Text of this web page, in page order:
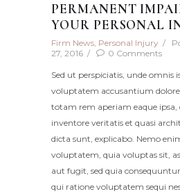
PERMANENT
YOUR PERSONAL
Firm News Personal Injury
27, 2016
0 Comments
Sed ut perspiciatis, unde omnis
voluptatem accusantium
totam rem aperiam eaque ipsa,
inventore veritatis et quasi
dicta sunt, explicabo. Nemo
voluptatem, quia voluptas sit,
aut fugit, sed quia
qui ratione voluptatem sequi